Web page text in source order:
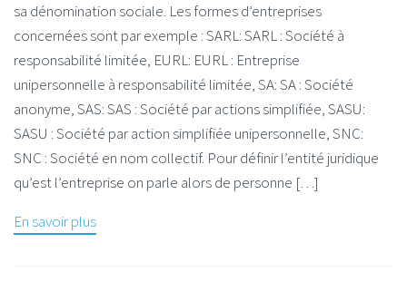
sa dénomination sociale. Les formes d’entreprises
concernées sont par exemple : SARL: SARL : Société à
responsabilité limitée, EURL: EURL : Entreprise
unipersonnelle à responsabilité limitée, SA: SA : Société
anonyme, SAS: SAS : Société par actions simplifiée, SASU:
SASU : Société par action simplifiée unipersonnelle, SNC:
SNC : Société en nom collectif. Pour définir l’entité juridique
qu’est l’entreprise on parle alors de personne […]
En savoir plus